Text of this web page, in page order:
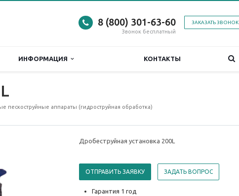
ЗАКАЗАТЬ ЗВОНОК
8 (800) 301-63-60
Звонок бесплатный
ИНФОРМАЦИЯ КОНТАКТЫ
пескоструйные аппараты (гидроструйная обработка)
Дробеструйная установка 200L
ОТПРАВИТЬ ЗАЯВКУ ЗАДАТЬ ВОПРОС
Гарантия 1 год